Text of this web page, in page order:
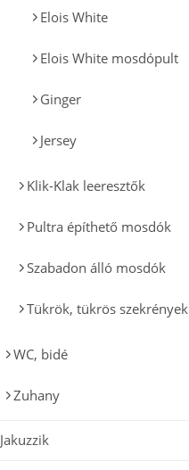
Elois White
Elois White mosdópult
Ginger
Jersey
Klik-Klak leeresztők
Pultra építhető mosdók
Szabadon álló mosdók
Tükrök, tükrös szekrények
WC, bidé
Zuhany
Jakuzzik